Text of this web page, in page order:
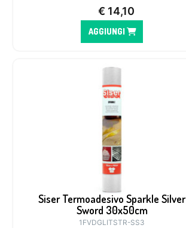
€ 14,10
AGGIUNGI
Siser Termoadesivo Sparkle Silver
Sword 30x50cm
1FVDGLITSTR-SS3